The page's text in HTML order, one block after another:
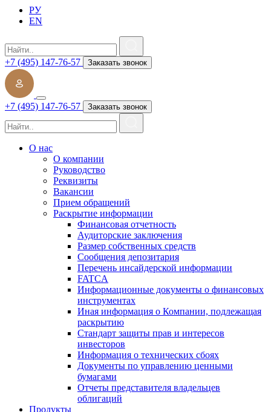
РУ
EN
+7 (495) 147-76-57 Заказать звонок
+7 (495) 147-76-57 Заказать звонок
О нас
О компании
Руководство
Реквизиты
Вакансии
Прием обращений
Раскрытие информации
Финансовая отчетность
Аудиторские заключения
Размер собственных средств
Сообщения депозитария
Перечень инсайдерской информации
FATCA
Информационные документы о финансовых
инструментах
Иная информация о Компании, подлежащая
раскрытию
Стандарт защиты прав и интересов
инвесторов
Информация о технических сбоях
Документы по управлению ценными
бумагами
Отчеты представителя владельцев
облигаций
Продукты